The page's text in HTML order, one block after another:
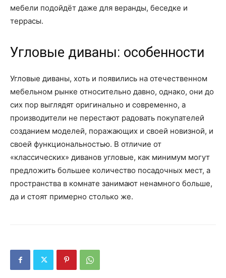
мебели подойдёт даже для веранды, беседке и
террасы.
Угловые диваны: особенности
Угловые диваны, хоть и появились на отечественном
мебельном рынке относительно давно, однако, они до
сих пор выглядят оригинально и современно, а
производители не перестают радовать покупателей
созданием моделей, поражающих и своей новизной, и
своей функциональностью. В отличие от
«классических» диванов угловые, как минимум могут
предложить большее количество посадочных мест, а
пространства в комнате занимают ненамного больше,
да и стоят примерно столько же.